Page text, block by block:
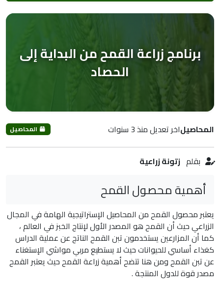
برنامج زراعة القمح من البداية إلى
الحصاد
المحاصيلاخر تعديل منذ 3 سنوات المحاصيل
بقلم زتونة زراعية
أهمية محصول القمح
يعتبر محصول القمح من المحاصيل الإستراتيجية الهامة في المجال
الزراعي حيث أن القمح هو المصدر الأول لإنتاج الخبز في العالم ،
كما أن المزارعين يستخدمون تبن القمح الناتج عن عملية الدراس
كغذاء أساسي للحيوانات حيث لا يستطيع مربي مواشي الإستغناء
عن تبن القمح ومن هنا تتضح أهمية زراعة القمح حيث يعتبر القمح
مصدر قوة للدول المنتجة .